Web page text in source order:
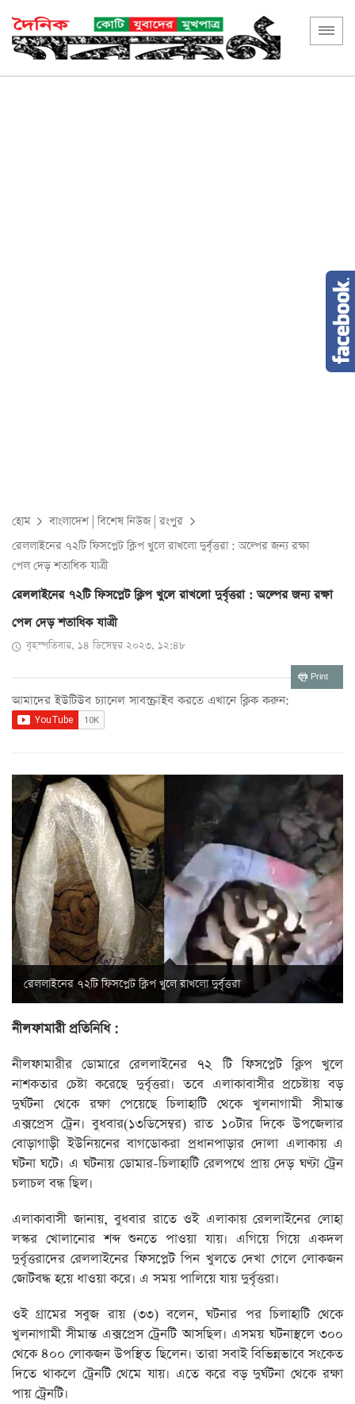
হোম বাংলাদেশ|বিশেষ নিউজ|রংপুর
রেললাইনের ৭২টি ফিসপ্লেট ক্লিপ খুলে রাখলো দুর্বৃত্তরা : অল্পের জন্য রক্ষা
পেল দেড় শতাধিক যাত্রী
রেললাইনের ৭২টি ফিসপ্লেট ক্লিপ খুলে রাখলো দুর্বৃত্তরা : অল্পের জন্য রক্ষা
পেল দেড় শতাধিক যাত্রী
বৃহস্পতিবার, ১৪ ডিসেম্বর ২০২৩, ১২:৪৮
Print
আমাদের ইউটিউব চ্যানেল সাবস্ক্রাইব করতে এখানে ক্লিক করুন:
রেললাইনের ৭২টি ফিসপ্লেট ক্লিপ খুলে রাখলো দুর্বৃত্তরা
নীলফামারী প্রতিনিধি :
নীলফামারীর ডোমারে রেললাইনের ৭২ টি ফিসপ্লেট ক্লিপ খুলে
নাশকতার চেষ্টা করেছে দুর্বৃত্তরা। তবে এলাকাবাসীর প্রচেষ্টায় বড়
দুর্ঘটনা থেকে রক্ষা পেয়েছে চিলাহাটি থেকে খুলনাগামী সীমান্ত
এক্সপ্রেস ট্রেন। বুধবার(১৩ডিসেম্বর) রাত ১০টার দিকে উপজেলার
বোড়াগাড়ী ইউনিয়নের বাগডোকরা প্রধানপাড়ার দোলা এলাকায় এ
ঘটনা ঘটে। এ ঘটনায় ডোমার-চিলাহাটি রেলপথে প্রায় দেড় ঘণ্টা ট্রেন
চলাচল বন্ধ ছিল।
এলাকাবাসী জানায়, বুধবার রাতে ওই এলাকায় রেললাইনের লোহা
লস্কর খোলানোর শব্দ শুনতে পাওয়া যায়। এগিয়ে গিয়ে একদল
দুর্বৃত্তরাদের রেললাইনের ফিসপ্লেট পিন খুলতে দেখা গেলে লোকজন
জোটবদ্ধ হয়ে ধাওয়া করে। এ সময় পালিয়ে যায় দুর্বৃত্তরা।
ওই গ্রামের সবুজ রায় (৩৩) বলেন, ঘটনার পর চিলাহাটি থেকে
খুলনাগামী সীমান্ত এক্সপ্রেস ট্রেনটি আসছিল। এসময় ঘটনাস্থলে ৩০০
থেকে ৪০০ লোকজন উপস্থিত ছিলেন। তারা সবাই বিভিন্নভাবে সংকেত
দিতে থাকলে ট্রেনটি থেমে যায়। এতে করে বড় দুর্ঘটনা থেকে রক্ষা
পায় ট্রেনটি।